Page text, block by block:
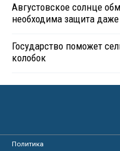
Августовское солнце
необходима защита
Государство поможет
колобок
Политика